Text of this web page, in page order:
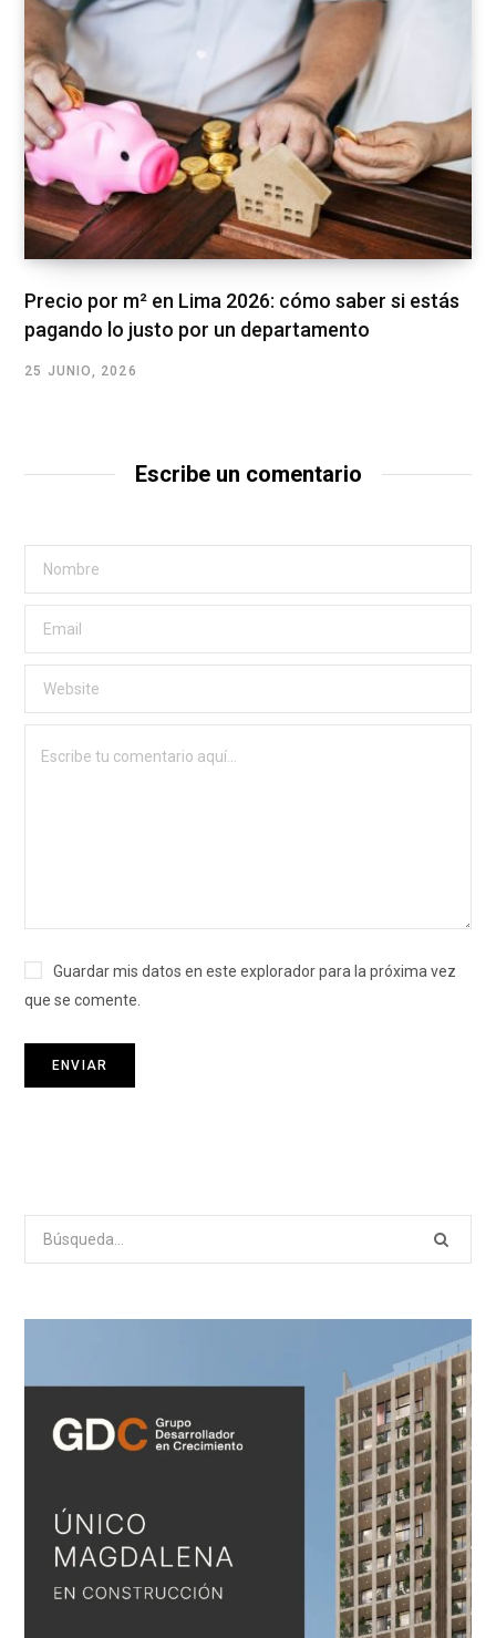
Precio por m² en Lima 2026: cómo saber si estás
pagando lo justo por un departamento
25 JUNIO, 2026
Escribe un comentario
Guardar mis datos en este explorador para la próxima vez
que se comente.